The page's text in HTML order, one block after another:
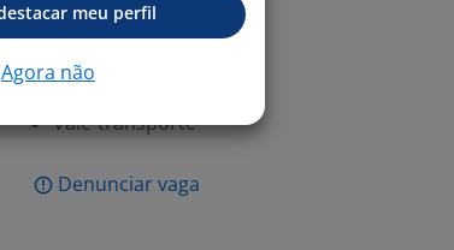
Benefícios
Vale-refeição
Vale-transporte
Denunciar vaga
meu perfil
Agora não